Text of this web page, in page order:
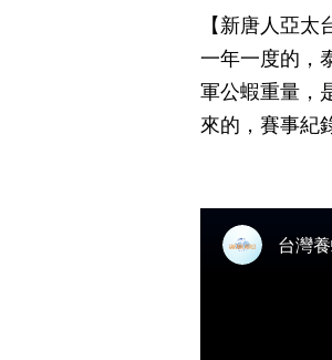
【新唐人亞
一年一度的，
軍公蝦重量，
來的，賽事紀